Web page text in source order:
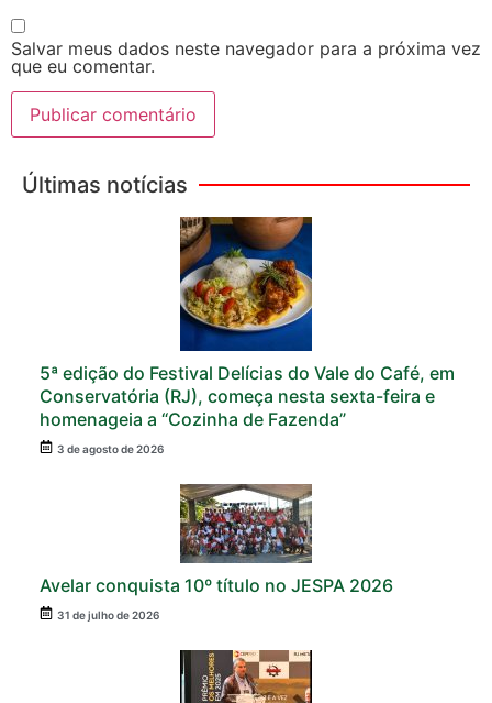
Salvar meus dados neste navegador para a próxima vez
que eu comentar.
Últimas notícias
5ª edição do Festival Delícias do Vale do Café, em
Conservatória (RJ), começa nesta sexta-feira e
homenageia a “Cozinha de Fazenda”
3 de agosto de 2026
Avelar conquista 10º título no JESPA 2026
31 de julho de 2026